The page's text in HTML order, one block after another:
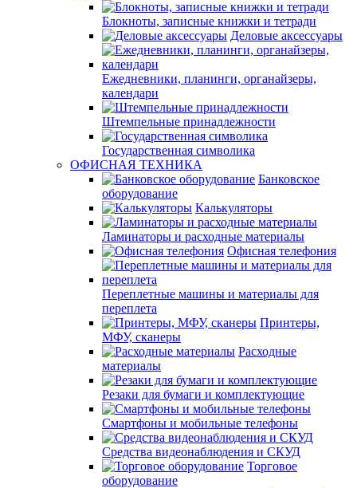
Блокноты, записные книжки и тетради
Деловые аксессуары
Ежедневники, планинги, органайзеры,
календари
Штемпельные принадлежности
Государственная символика
ОФИСНАЯ ТЕХНИКА
Банковское
оборудование
Калькуляторы
Ламинаторы и расходные материалы
Офисная телефония
Переплетные машины и материалы для
переплета
Принтеры,
МФУ, сканеры
Расходные
материалы
Резаки для бумаги и комплектующие
Смартфоны и мобильные телефоны
Средства видеонаблюдения и СКУД
Торговое
оборудование